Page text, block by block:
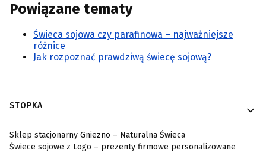
Powiązane tematy
Świeca sojowa czy parafinowa – najważniejsze
różnice
Jak rozpoznać prawdziwą świecę sojową?
Linki w stopce
STOPKA
Sklep stacjonarny Gniezno – Naturalna Świeca
Świece sojowe z Logo – prezenty firmowe personalizowane